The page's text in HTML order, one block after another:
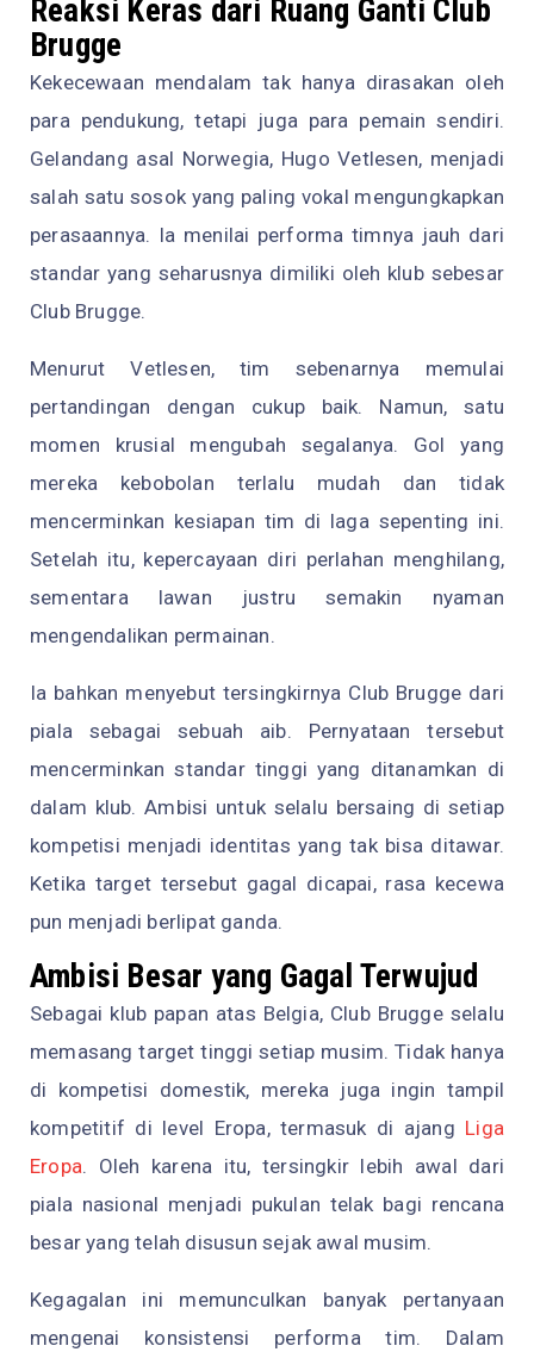
Reaksi Keras dari Ruang Ganti Club
Brugge
Kekecewaan mendalam tak hanya dirasakan oleh
para pendukung, tetapi juga para pemain sendiri.
Gelandang asal Norwegia, Hugo Vetlesen, menjadi
salah satu sosok yang paling vokal mengungkapkan
perasaannya. Ia menilai performa timnya jauh dari
standar yang seharusnya dimiliki oleh klub sebesar
Club Brugge.
Menurut Vetlesen, tim sebenarnya memulai
pertandingan dengan cukup baik. Namun, satu
momen krusial mengubah segalanya. Gol yang
mereka kebobolan terlalu mudah dan tidak
mencerminkan kesiapan tim di laga sepenting ini.
Setelah itu, kepercayaan diri perlahan menghilang,
sementara lawan justru semakin nyaman
mengendalikan permainan.
Ia bahkan menyebut tersingkirnya Club Brugge dari
piala sebagai sebuah aib. Pernyataan tersebut
mencerminkan standar tinggi yang ditanamkan di
dalam klub. Ambisi untuk selalu bersaing di setiap
kompetisi menjadi identitas yang tak bisa ditawar.
Ketika target tersebut gagal dicapai, rasa kecewa
pun menjadi berlipat ganda.
Ambisi Besar yang Gagal Terwujud
Sebagai klub papan atas Belgia, Club Brugge selalu
memasang target tinggi setiap musim. Tidak hanya
di kompetisi domestik, mereka juga ingin tampil
kompetitif di level Eropa, termasuk di ajang Liga
Eropa. Oleh karena itu, tersingkir lebih awal dari
piala nasional menjadi pukulan telak bagi rencana
besar yang telah disusun sejak awal musim.
Kegagalan ini memunculkan banyak pertanyaan
mengenai konsistensi performa tim. Dalam